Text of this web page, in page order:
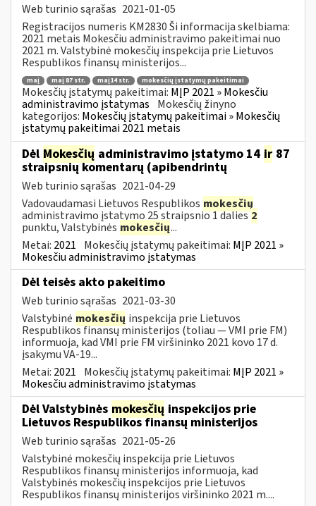
Web turinio sąrašas 2021-01-05
Registracijos numeris KM2830 Ši informacija skelbiama:
2021 metais Mokesčiu administravimo pakeitimai nuo
2021 m. Valstybinė mokesčių inspekcija prie Lietuvos
Respublikos finansų ministerijos...
maį maį 87 str. maį14 str. mokesčių įstatymų pakeitimai
Mokesčių įstatymų pakeitimai: MĮP 2021 » Mokesčiu
administravimo įstatymas Mokesčių žinyno
kategorijos: Mokesčių įstatymų pakeitimai » Mokesčių
įstatymų pakeitimai 2021 metais
Dėl Mokesčių administravimo įstatymo 14 ir 87
straipsnių komentarų (apibendrintų
Web turinio sąrašas 2021-04-29
Vadovaudamasi Lietuvos Respublikos mokesčių
administravimo įstatymo 25 straipsnio 1 dalies2
punktu, Valstybinės mokesčių...
Metai: 2021 Mokesčių įstatymų pakeitimai: MĮP 2021 »
Mokesčiu administravimo įstatymas
Dėl teisės akto pakeitimo
Web turinio sąrašas 2021-03-30
Valstybinė mokesčių inspekcija prie Lietuvos
Respublikos finansų ministerijos (toliau ― VMI prie FM)
informuoja, kad VMI prie FM viršininko 2021 kovo 17 d.
įsakymu VA-19...
Metai: 2021 Mokesčių įstatymų pakeitimai: MĮP 2021 »
Mokesčiu administravimo įstatymas
Dėl Valstybinės mokesčių inspekcijos prie
Lietuvos Respublikos finansų ministerijos
Web turinio sąrašas 2021-05-26
Valstybinė mokesčių inspekcija prie Lietuvos
Respublikos finansų ministerijos informuoja, kad
Valstybinės mokesčių inspekcijos prie Lietuvos
Respublikos finansų ministerijos viršininko 2021 m....